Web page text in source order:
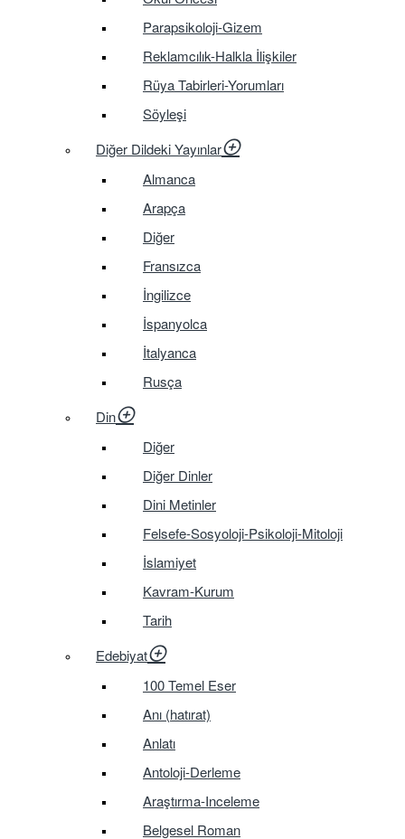
Parapsikoloji-Gizem
Reklamcılık-Halkla İlişkiler
Rüya Tabirleri-Yorumları
Söyleşi
Diğer Dildeki Yayınlar
Almanca
Arapça
Diğer
Fransızca
İngilizce
İspanyolca
İtalyanca
Rusça
Din
Diğer
Diğer Dinler
Dini Metinler
Felsefe-Sosyoloji-Psikoloji-Mitoloji
İslamiyet
Kavram-Kurum
Tarih
Edebiyat
100 Temel Eser
Anı (hatırat)
Anlatı
Antoloji-Derleme
Araştırma-Inceleme
Belgesel Roman